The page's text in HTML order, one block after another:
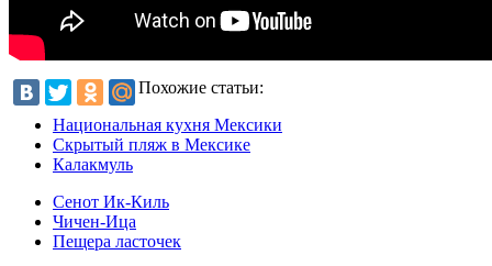
Похожие статьи:
Национальная кухня Мексики
Скрытый пляж в Мексике
Калакмуль
Сенот Ик-Киль
Чичен-Ица
Пещера ласточек